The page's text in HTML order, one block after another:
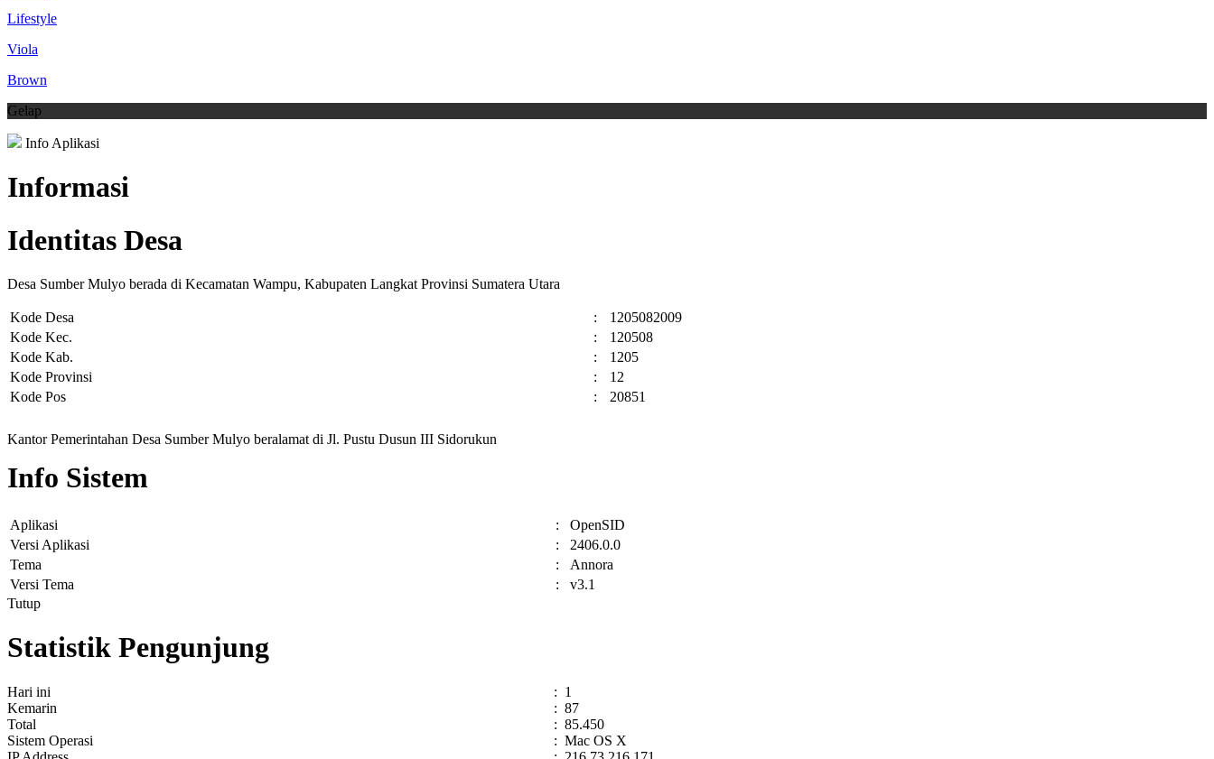
Lifestyle
Viola
Brown
Gelap
Info Aplikasi
Informasi
Identitas Desa
Desa Sumber Mulyo berada di Kecamatan Wampu, Kabupaten Langkat Provinsi Sumatera Utara
Kode Desa :
1205082009
Kode Kec.
:
120508
Kode Kab.
:
1205
Kode Provinsi
:
12
Kode Pos
: 20851
Kantor Pemerintahan Desa Sumber Mulyo beralamat di Jl. Pustu Dusun III Sidorukun
Info Sistem
Aplikasi :
OpenSID
Versi Aplikasi
:
2406.0.0
Tema
:
Annora
Versi Tema
:
v3.1
Tutup
Statistik Pengunjung
Hari ini : 1
Kemarin
: 87
Total
: 85.450
Sistem Operasi
: Mac OS X